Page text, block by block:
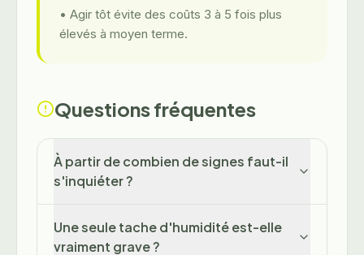
• Agir tôt évite des coûts 3 à 5 fois plus
élevés à moyen terme.
Questions fréquentes
À partir de combien de signes faut-il
s'inquiéter ?
Une seule tache d'humidité est-elle
vraiment grave ?